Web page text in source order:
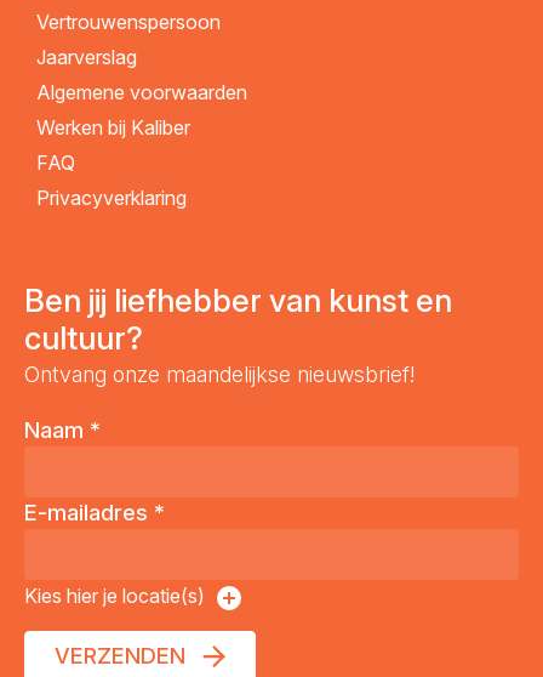
Vertrouwenspersoon
Jaarverslag
Algemene voorwaarden
Werken bij Kaliber
FAQ
Privacyverklaring
Ben jij liefhebber van kunst en
cultuur?
Ontvang onze maandelijkse nieuwsbrief!
Naam *
E-mailadres *
Kies hier je locatie(s)
VERZENDEN